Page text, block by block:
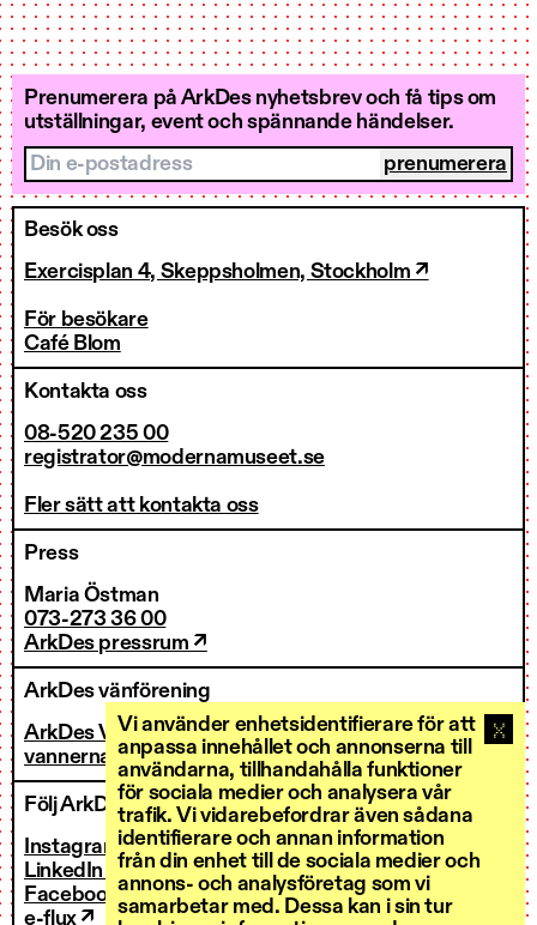
Vi använder enhetsidentifierare för att
anpassa innehållet och annonserna till
användarna, tillhandahålla funktioner
för sociala medier och analysera vår
trafik. Vi vidarebefordrar även sådana
identifierare och annan information
från din enhet till de sociala medier och
annons- och analysföretag som vi
samarbetar med. Dessa kan i sin tur
Prenumerera på ArkDes nyhetsbrev och få tips om
utställningar, event och spännande händelser.
Din e-postadress
Besök oss
Exercisplan 4, Skeppsholmen, Stockholm ↗
För besökare
Café Blom
Kontakta oss
08-520 235 00
registrator@modernamuseet.se
Fler sätt att kontakta oss
Press
Maria Östman
073-273 36 00
ArkDes pressrum ↗
ArkDes vänförening
ArkDes Vänner
vannerna@arkdes.se
Följ ArkDes
Instagram ↗
LinkedIn ↗
Facebook ↗
e-flux ↗